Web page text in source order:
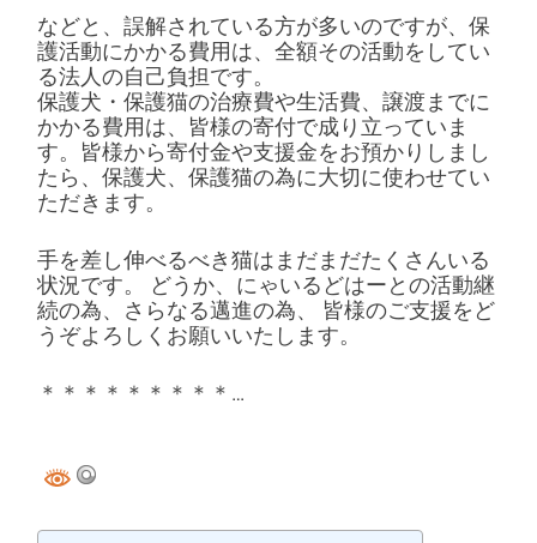
などと、誤解されている方が多いのですが、保
護活動にかかる費用は、全額その活動をしてい
る法人の自己負担です。
保護犬・保護猫の治療費や生活費、譲渡までに
かかる費用は、皆様の寄付で成り立っていま
す。皆様から寄付金や支援金をお預かりしまし
たら、保護犬、保護猫の為に大切に使わせてい
ただきます。
手を差し伸べるべき猫はまだまだたくさんいる
状況です。 どうか、にゃいるどはーとの活動継
続の為、さらなる邁進の為、 皆様のご支援をど
うぞよろしくお願いいたします。
＊＊＊＊＊＊＊＊＊…